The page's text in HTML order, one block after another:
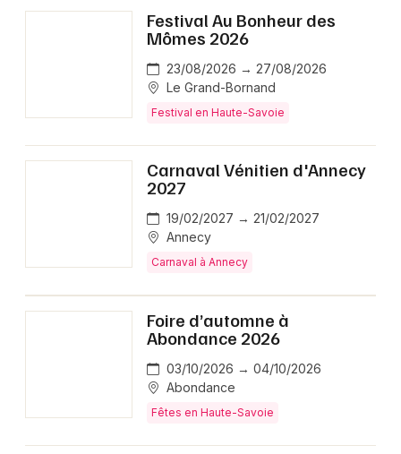
Festival Au Bonheur des
Mômes 2026
23/08/2026 → 27/08/2026
Le Grand-Bornand
Festival en Haute-Savoie
Carnaval Vénitien d'Annecy
2027
19/02/2027 → 21/02/2027
Annecy
Carnaval à Annecy
Foire d’automne à
Abondance 2026
03/10/2026 → 04/10/2026
Abondance
Fêtes en Haute-Savoie